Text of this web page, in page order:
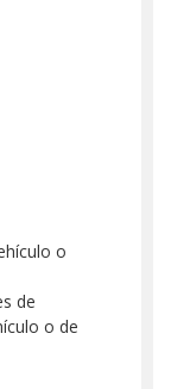
o
de
o de